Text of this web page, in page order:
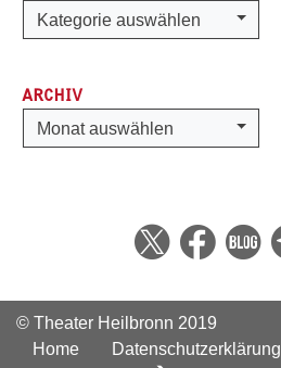
Kategorien
Kategorie auswählen
ARCHIV
Archiv
Monat auswählen
© Theater Heilbronn 2019
Home
Datenschutzerklärung